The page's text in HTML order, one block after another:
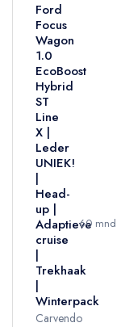
Ford
Focus
Wagon
1.0
EcoBoost
Hybrid
ST
Line
X |
Leder
UNIEK!
|
Head-
up |
Adaptieve
cruise
|
Trekhaak
|
Winterpack
Carvendo
60 mnd